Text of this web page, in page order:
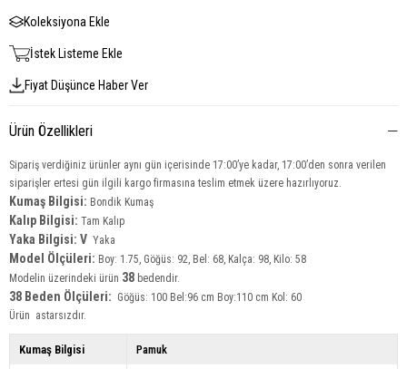
Koleksiyona Ekle
İstek Listeme Ekle
Fiyat Düşünce Haber Ver
Ürün Özellikleri
Sipariş verdiğiniz ürünler aynı gün içerisinde 17:00’ye kadar, 17:00’den sonra verilen
siparişler ertesi gün ilgili kargo firmasına teslim etmek üzere hazırlıyoruz.
Kumaş Bilgisi: Bondik Kumaş
Kalıp Bilgisi: Tam Kalıp
Yaka Bilgisi: V Yaka
Model Ölçüleri: Boy: 1.75, Göğüs: 92, Bel: 68, Kalça: 98, Kilo: 58
Modelin üzerindeki ürün 38 bedendir.
38 Beden Ölçüleri: Göğüs: 100 Bel:96 cm Boy:110 cm Kol: 60
Ürün astarsızdır.
Kumaş Bilgisi Pamuk